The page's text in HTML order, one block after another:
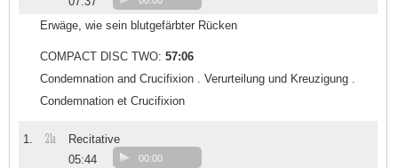
Erwäge, wie sein blutgefärbter Rücken
COMPACT DISC TWO: 57:06
Condemnation and Crucifixion . Verurteilung und Kreuzigung .
Condemnation et Crucifixion
1. 21a
Recitative
05:44
00:00